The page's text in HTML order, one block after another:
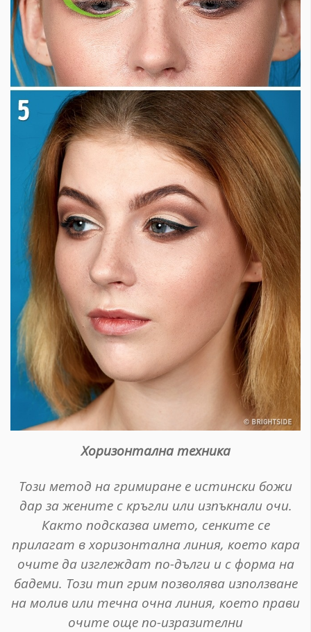
Хоризонтална техника
Този метод на гримиране е истински божи
дар за жените с кръгли или изпъкнали очи.
Както подсказва името, сенките се
прилагат в хоризонтална линия, което кара
очите да изглеждат по-дълги и с форма на
бадеми. Този тип грим позволява използване
на молив или течна очна линия, което прави
очите още по-изразителни